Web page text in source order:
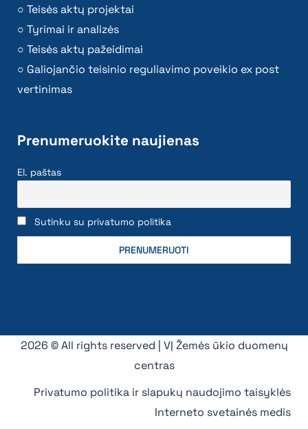
Teisės aktų projektai
Tyrimai ir analizės
Teisės aktų pažeidimai
Galiojančio teisinio reguliavimo poveikio ex post
vertinimas
Prenumeruokite naujienas
El. paštas
Sutinku su privatumo politika
2026 © All rights reserved | VĮ Žemės ūkio duomenų
centras
Privatumo politika ir slapukų naudojimo taisyklės
Interneto svetainės medis